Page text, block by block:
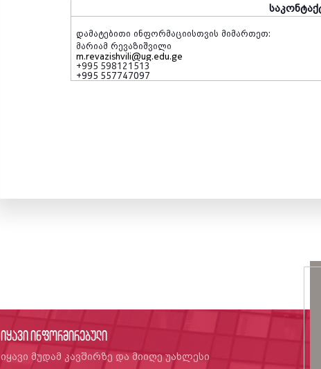
დამატებითი ინფორმაციისთვის მიმართეთ:
მარიამ რევაზიშვილი
m.revazishvili@ug.edu.ge
+995 598121513
+995 557747097
იყავი ინფორმირებული
იყავი მუდამ კავშირზე და მიიღე უახლესი